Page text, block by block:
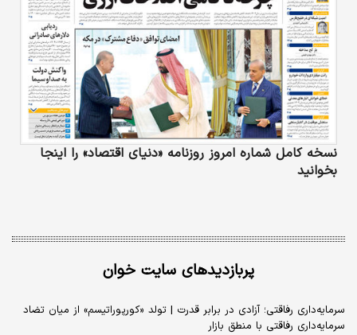
نسخه کامل شماره امروز روزنامه «دنیای‌ اقتصاد» را اینجا
بخوانید
پربازدیدهای سایت خوان
سرمایه‌داری رفاقتی؛ آزادی در برابر قدرت | تولد «کورپوراتیسم» از میان تضاد
سرمایه‌داری رفاقتی با منطق بازار